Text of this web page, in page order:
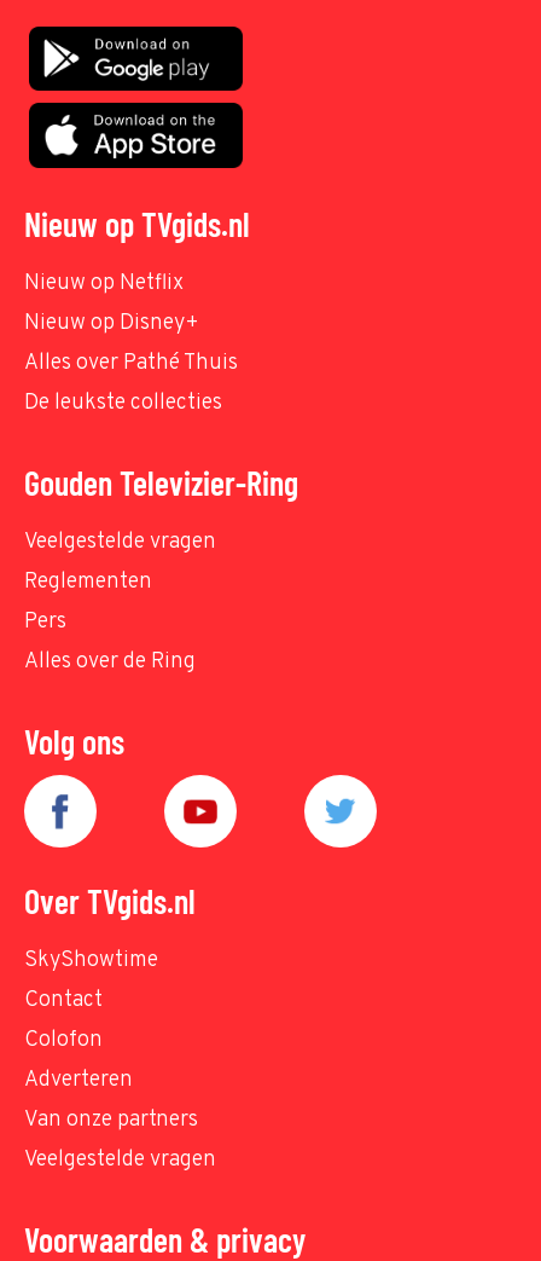
Nieuw op TVgids.nl
Nieuw op Netflix
Nieuw op Disney+
Alles over Pathé Thuis
De leukste collecties
Gouden Televizier-Ring
Veelgestelde vragen
Reglementen
Pers
Alles over de Ring
Volg ons
Over TVgids.nl
SkyShowtime
Contact
Colofon
Adverteren
Van onze partners
Veelgestelde vragen
Voorwaarden & privacy